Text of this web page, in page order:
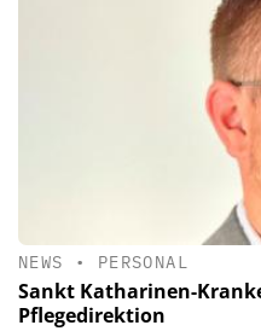
NEWS • PERSONAL
Sankt Katharinen-
Pflegedirektion